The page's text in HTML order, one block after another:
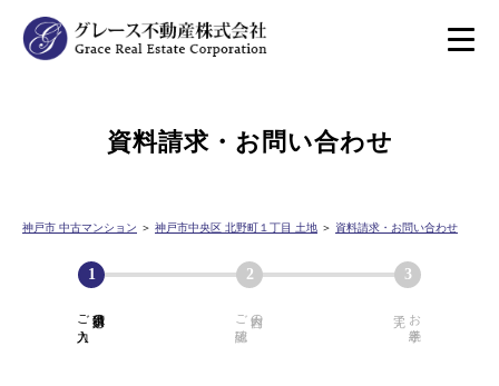
資料請求・お問い合わせ
神戸市 中古マンション ＞ 神戸市中央区 北野町１丁目 土地 ＞ 資料請求・お問い合わせ
必須項目の
ご入力 内容の
ご確認 お手続き